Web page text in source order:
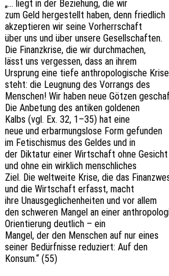
„… liegt in der Bezie­hung, die wir
zum Geld herge­stellt haben, denn friedlich
akzep­tie­ren wir seine Vorherrschaft
über uns und über unsere Gesellschaften.
Die Finanz­kri­se, die wir durchmachen,
lässt uns verges­sen, dass an ihrem
Ursprung eine tiefe anthro­po­lo­gi­sche Krise
steht: die Leug­nung des Vorrangs des
Menschen! Wir haben neue Götzen
Die Anbe­tung des anti­ken goldenen
Kalbs (vgl. Ex. 32, 1–35) hat eine
neue und erbar­mungs­lo­se Form gefunden
im Feti­schis­mus des Geldes und in
der Dikta­tur einer Wirt­schaft ohne Gesicht
und ohne ein wirk­lich menschliches
Ziel. Die welt­wei­te Krise, die das
und die Wirt­schaft erfasst, macht
ihre Unaus­ge­gli­chen­hei­ten und vor allem
den schwe­ren Mangel an einer
Orien­tie­rung deut­lich – ein
Mangel, der den Menschen auf nur eines
seiner Bedürf­nis­se redu­ziert: Auf den
Konsum.“ (55)